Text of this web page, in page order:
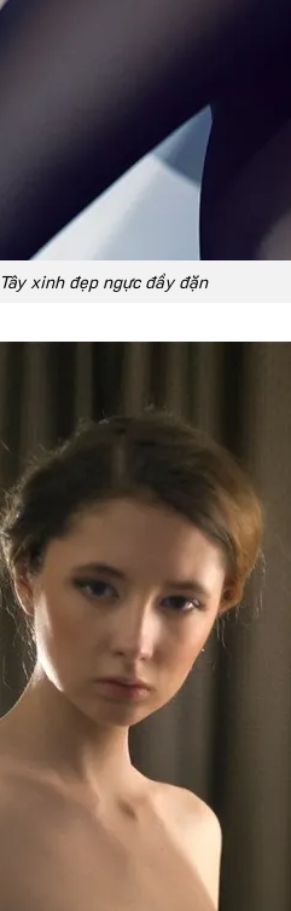
xinh đẹp ngực đầy đặn